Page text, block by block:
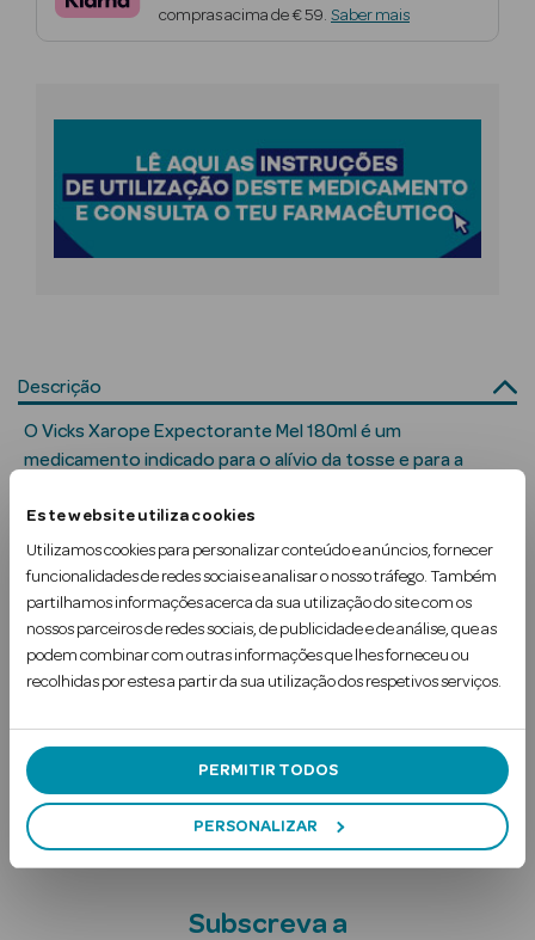
Este website utiliza cookies
Utilizamos cookies para personalizar conteúdo e anúncios, fornecer
funcionalidades de redes sociais e analisar o nosso tráfego. Também
partilhamos informações acerca da sua utilização do site com os
nossos parceiros de redes sociais, de publicidade e de análise, que as
podem combinar com outras informações que lhes forneceu ou
recolhidas por estes a partir da sua utilização dos respetivos serviços.
PERMITIR TODOS
PERSONALIZAR
Nutricosmética
Beauty Season
Solares
compras acima de € 59. Saber mais
Descrição
O Vicks Xarope Expectorante Mel 180ml é um
medicamento indicado para o alívio da tosse e para a
ingredientes que ajudam a fluidificar o muco, facilita a
expectoração e alivia a irritação na garganta.
O sabor agradável de mel torna o uso mais agradáv…
Ler mais
Uso Recomendado
Contra-indicações
Ingredientes
Subscreva a